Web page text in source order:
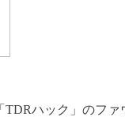
TDRハック」のファ